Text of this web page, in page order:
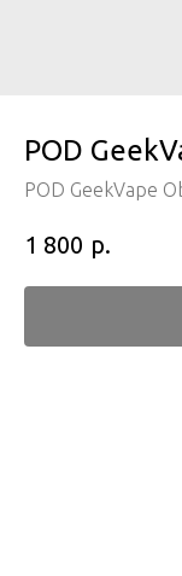
POD
POD GeekVape
1 800 р.